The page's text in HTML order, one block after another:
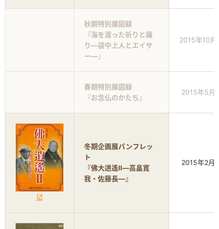
秋期特別展図録
『海を渡った祈りと踊
り―袋中上人とエイサ
ー―』
2015年10月
春期特別展図録
『お念仏のかたち』
2015年5月
冬期企画展パンフレッ
ト
『佛大逍遙Ⅱ―高畠寛
我・佐藤長―』
2015年2月